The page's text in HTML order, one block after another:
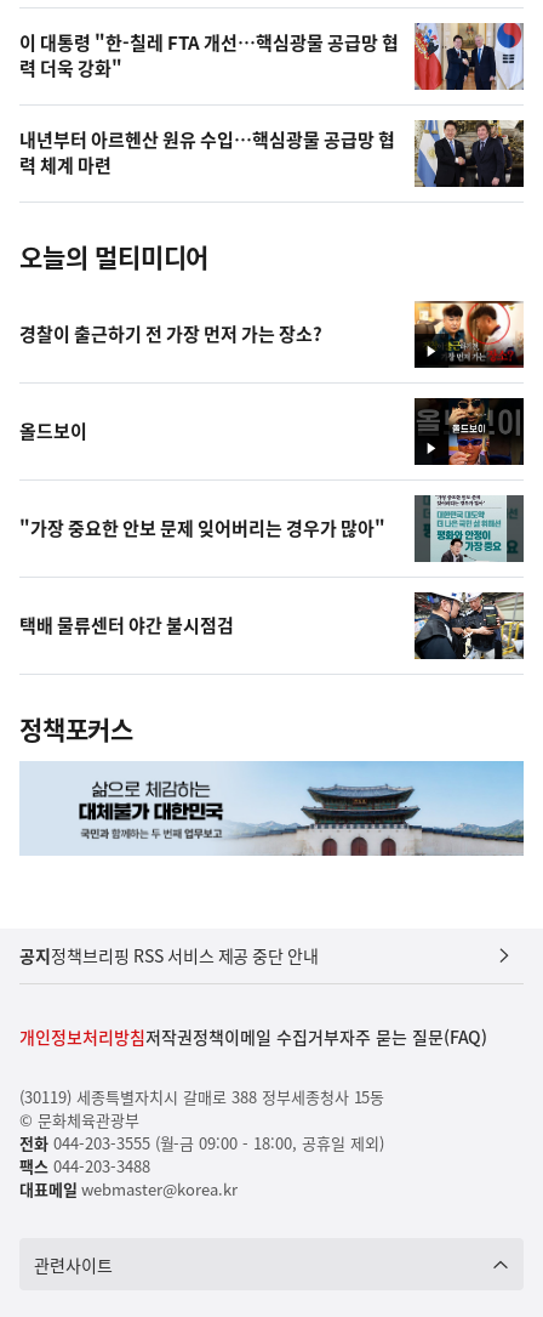
오
늘
의
사
진
이 대통령 "한-칠레 FTA 개선…핵심광물 공급망 협
력 더욱 강화"
내년부터 아르헨산 원유 수입…핵심광물 공급망 협
력 체계 마련
오늘의 멀티미디어
영
상
경찰이 출근하기 전 가장 먼저 가는 장소?
영
상
올드보이
"가장 중요한 안보 문제 잊어버리는 경우가 많아"
택배 물류센터 야간 불시점검
정책포커스
공지정책브리핑 RSS 서비스 제공 중단 안내
개인정보처리방침저작권정책이메일 수집거부자주 묻는 질문(FAQ)
(30119) 세종특별자치시 갈매로 388 정부세종청사 15동
© 문화체육관광부
전화044-203-3555 (월-금 09:00 - 18:00, 공휴일 제외)
팩스044-203-3488
대표메일 webmaster@korea.kr
관련사이트